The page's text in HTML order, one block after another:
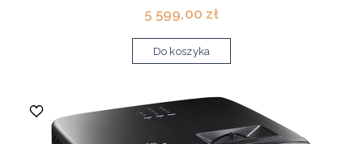
5 599,00 zł
Do koszyka